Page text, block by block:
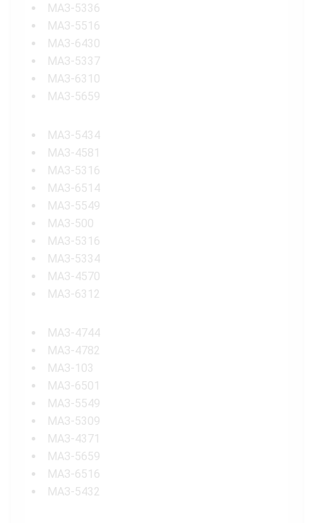
МАЗ-5336
МАЗ-5516
МАЗ-6430
МАЗ-5337
МАЗ-6310
МАЗ-5659
МАЗ-5434
МАЗ-4581
МАЗ-5316
МАЗ-6514
МАЗ-5549
МАЗ-500
МАЗ-5316
МАЗ-5334
МАЗ-4570
МАЗ-6312
МАЗ-4744
МАЗ-4782
МАЗ-103
МАЗ-6501
МАЗ-5549
МАЗ-5309
МАЗ-4371
МАЗ-5659
МАЗ-6516
МАЗ-5432